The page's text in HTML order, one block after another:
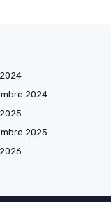
2024
2025